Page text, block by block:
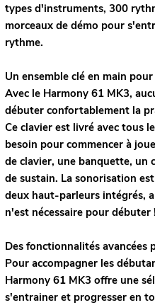
types d'instruments, 300
morceaux de démo pour
rythme.
Un ensemble clé en main
Avec le Harmony 61 MK3,
débuter confortablement la
Ce clavier est livré avec tous
besoin pour commencer à
de clavier, une banquette, un
de sustain. La sonorisation
deux haut-parleurs intégrés,
n'est nécessaire pour débuter !
Des fonctionnalités
Pour accompagner les
Harmony 61 MK3 offre une
s'entrainer et progresser en